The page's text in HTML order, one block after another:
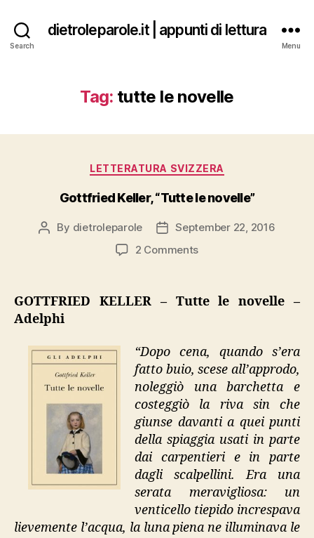
Search
dietroleparole.it | appunti di lettura
Menu
Tag: tutte le novelle
Categories
LETTERATURA SVIZZERA
Gottfried Keller, “Tutte le novelle”
Post
By dietroleparole
PostSeptember 22, 2016
2 Commentson
“Tutte
GOTTFRIED KELLER – Tutte le novelle –
Adelphi
“Dopo cena, quando s’era
fatto buio, scese all’approdo,
noleggiò una barchetta e
costeggiò la riva sin che
giunse davanti a quei punti
della spiaggia usati in parte
dai carpentieri e in parte
dagli scalpellini. Era una
serata meravigliosa: un
venticello tiepido increspava
lievemente l’acqua, la luna piena ne illuminava le